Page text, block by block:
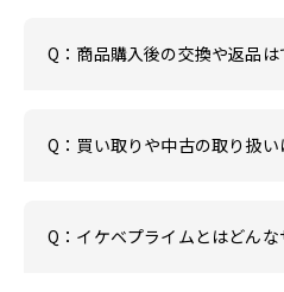
Q：商品購入後の交換や返品は
Q：買い取りや中古の取り扱い
Q：イケベプライムとはどんな